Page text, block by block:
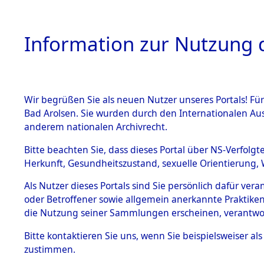
HOME
BESTÄNDE
Inhaftierungsdoku
mente
1.2.9 Beim ITS
verwahrte
1.2.9.1
Effekten aus
0003
Information zur Nutzung
Wir begrüßen Sie als neuen Nutzer unseres Portals!
Bad Arolsen. Sie wurden durch den Internationalen
anderem nationalen Archivrecht.
Bitte beachten Sie, dass dieses Portal über NS-
Herkunft, Gesundheitszustand, sexuelle
Als Nutzer dieses Portals sind Sie persönlich dafür
oder Betroffener sowie allgemein anerkannte
die Nutzung seiner Sammlungen erscheinen,
Bitte kontaktieren Sie uns, wenn Sie beispielsweiser
zustimmen.